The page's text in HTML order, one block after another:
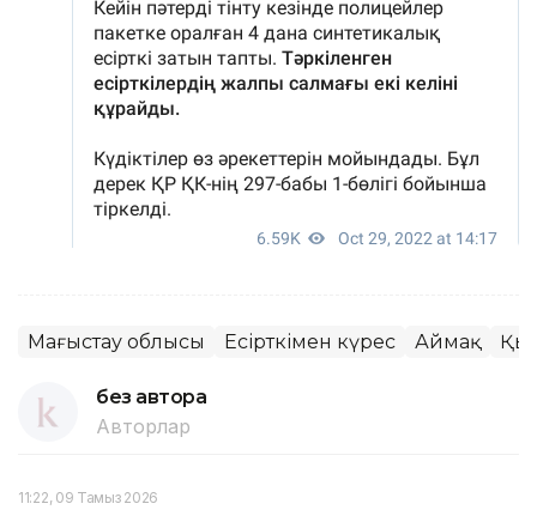
Маңғыстау облысы Есірткімен күрес Аймақ
без автора
Авторлар
11:22, 09 Тамыз 2026